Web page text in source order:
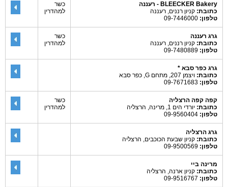
BLEECKER Bakery - רעננה
כתובת: קניון רננים, רעננה
טלפון:
כשר
למהדרין
גרג רעננה
כתובת: קניון רננים, רעננה
טלפון:
כשר
למהדרין
גרג כפר סבא *
כתובת: ויצמן 207, מתחם G, כפר סבא
טלפון:
קפה קפה הרצליה
כתובת: יורדי הים 1, מרינה, הרצליה
טלפון:
כשר
למהדרין
גרג הרצליה
כתובת: קניון שבעת הכוכבים, הרצליה
טלפון:
מרינה ביי
כתובת: קניון ארנה, הרצליה
טלפון: